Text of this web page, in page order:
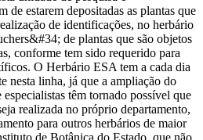
de estarem depositadas as plantas que
de identificações, no herbário
de plantas que são objetos
conforme tem sido requerido para
O Herbário ESA tem a cada dia
nesta linha, já que a ampliação do
têm tornado possível que
realizada no próprio departamento,
para outros herbários de maior
de Botânica do Estado, que não